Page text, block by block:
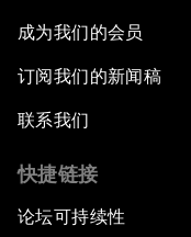
成为我们的会员
订阅我们的新闻稿
联系我们
快捷链接
论坛可持续性